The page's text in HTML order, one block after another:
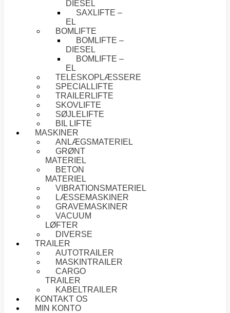
DIESEL
SAXLIFTE –
EL
BOMLIFTE
BOMLIFTE –
DIESEL
BOMLIFTE –
EL
TELESKOPLÆSSERE
SPECIALLIFTE
TRAILERLIFTE
SKOVLIFTE
SØJLELIFTE
BIL LIFTE
MASKINER
ANLÆGSMATERIEL
GRØNT
MATERIEL
BETON
MATERIEL
VIBRATIONSMATERIEL
LÆSSEMASKINER
GRAVEMASKINER
VACUUM
LØFTER
DIVERSE
TRAILER
AUTOTRAILER
MASKINTRAILER
CARGO
TRAILER
KABELTRAILER
KONTAKT OS
MIN KONTO